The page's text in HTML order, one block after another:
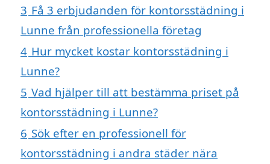
3 Få 3 erbjudanden för kontorsstädning i
Lunne från professionella företag
4 Hur mycket kostar kontorsstädning i
Lunne?
5 Vad hjälper till att bestämma priset på
kontorsstädning i Lunne?
6 Sök efter en professionell för
kontorsstädning i andra städer nära